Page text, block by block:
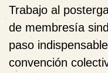
Trabajo al
de membresía
paso
convención